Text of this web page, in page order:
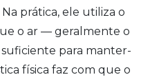
prática, ele utiliza o
o ar — geralmente o
para manter-
física faz com que o